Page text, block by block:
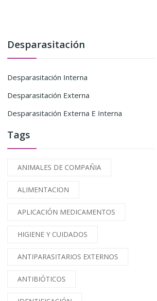
Desparasitación
Desparasitación Interna
Desparasitación Externa
Desparasitación Externa E Interna
Tags
ANIMALES DE COMPAÑIA
ALIMENTACION
APLICACIÓN MEDICAMENTOS
HIGIENE Y CUIDADOS
ANTIPARASITARIOS EXTERNOS
ANTIBIÓTICOS